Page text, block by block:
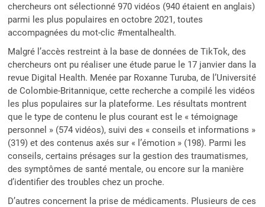
chercheurs ont sélectionné 970 vidéos (940 étaient en anglais)
parmi les plus populaires en octobre 2021, toutes
accompagnées du mot-clic #mentalhealth.
Malgré l’accès restreint à la base de données de TikTok, des
chercheurs ont pu réaliser une étude parue le 17 janvier dans la
revue Digital Health. Menée par Roxanne Turuba, de l’Université
de Colombie-Britannique, cette recherche a compilé les vidéos
les plus populaires sur la plateforme. Les résultats montrent
que le type de contenu le plus courant est le « témoignage
personnel » (574 vidéos), suivi des « conseils et informations »
(319) et des contenus axés sur « l’émotion » (198). Parmi les
conseils, certains présages sur la gestion des traumatismes,
des symptômes de santé mentale, ou encore sur la manière
d’identifier des troubles chez un proche.
D’autres concernent la prise de médicaments. Plusieurs de ces